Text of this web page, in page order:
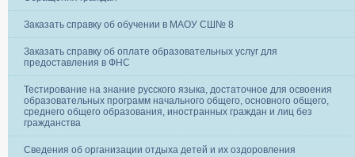
Заказать справку об обучении в МАОУ СШ№ 8
Заказать справку об оплате образовательных услуг для
предоставления в ФНС
Тестирование на знание русского языка, достаточное для освоения
образовательных программ начального общего, основного общего,
среднего общего образования, иностранных граждан и лиц без
гражданства
Сведения об организации отдыха детей и их оздоровления